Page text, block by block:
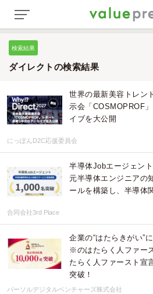
検索結果
ダイレクトの検索結果
世界の最新美容トレン
示会「COSMOPROF
イブを大公開
にっぽんD2C応援委員会
半導体Jobエージェン
元半導体エンジニアの
ールを構築し、半導体
合同会社3rd Place
企業の“はたらきがい”
※のはたらく人ファー
たらく人ファースト宣
突破！
パーソルデジタルベンチャーズ株式会社